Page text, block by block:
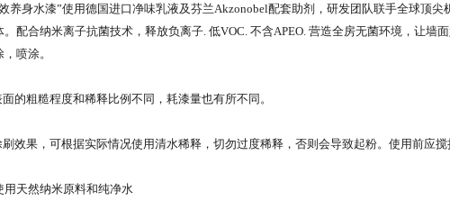
养身水漆”使用德国进口净味乳液及芬兰Akzonobel配套助剂，研发团队联手全球顶尖
配合纳米离子抗菌技术，释放负离子. 低VOC. 不含APEO. 营造全房无菌环境，让墙面
喷涂。
的粗糙程度和稀释比例不同，耗漆量也有所不同。
效果，可根据实际情况使用清水稀释，切勿过度稀释，否则会导致起粉。使用前应搅
天然纳米原料和纯净水